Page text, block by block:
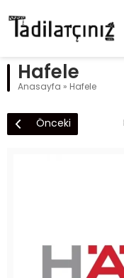
Hafele
Anasayfa » Hafele
Önceki